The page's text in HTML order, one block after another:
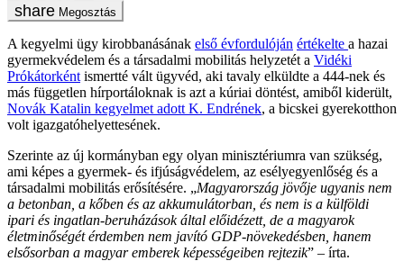
Megosztás
A kegyelmi ügy kirobbanásának első évfordulóján értékelte a hazai
gyermekvédelem és a társadalmi mobilitás helyzetét a Vidéki
Prókátorként ismertté vált ügyvéd, aki tavaly elküldte a 444-nek és
más független hírportáloknak is azt a kúriai döntést, amiből kiderült,
Novák Katalin kegyelmet adott K. Endrének, a bicskei gyerekotthon
volt igazgatóhelyettesének.
Szerinte az új kormányban egy olyan minisztériumra van szükség,
ami képes a gyermek- és ifjúságvédelem, az esélyegyenlőség és a
társadalmi mobilitás erősítésére. „Magyarország jövője ugyanis nem
a betonban, a kőben és az akkumulátorban, és nem is a külföldi
ipari és ingatlan-beruházások által előidézett, de a magyarok
életminőségét érdemben nem javító GDP-növekedésben, hanem
elsősorban a magyar emberek képességeiben rejtezik” – írta.